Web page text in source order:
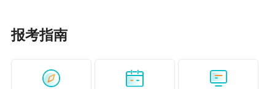
作为主食的五谷杂粮成为“粗粮”被人们抛弃，但
人体必不可少的维生素，长期不吃粗粮，身体必
报考指南